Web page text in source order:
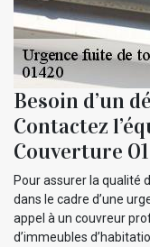
Besoin d’un
Contactez
Couverture 01
Pour assurer la qualité
dans le cadre d’une
appel à un couvreur
d’immeubles